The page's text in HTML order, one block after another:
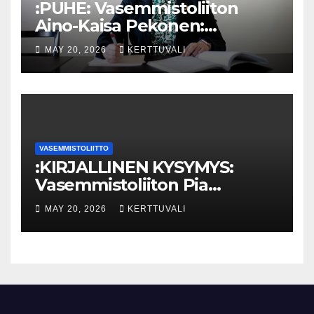
:PUHE: Vasemmistoliiton
Aino-Kaisa Pekonen:
Eriarvoistumisen
pysäyttäminen luo
turvallisuutta
MAY 20, 2026 KERTTUVALI
VASEMMISTOLIITTO
:KIRJALLINEN KYSYMYS:
Vasemmistoliiton Pia
Lohikoski: Missä viipyy Orpon
hallituksen drooniohjeistus
kunnille?
MAY 20, 2026 KERTTUVALI